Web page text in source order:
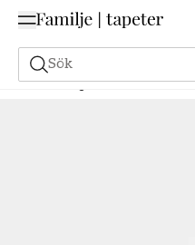
Sök
Målarfärg Beställ utifrån NCS